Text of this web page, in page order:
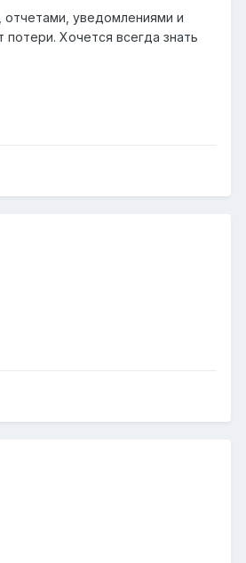
отчетами, уведомлениями и
Хочется всегда знать